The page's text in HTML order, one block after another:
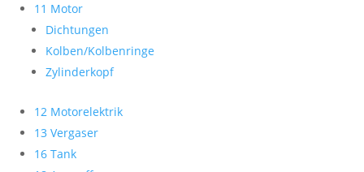
11 Motor
Dichtungen
Kolben/Kolbenringe
Zylinderkopf
12 Motorelektrik
13 Vergaser
16 Tank